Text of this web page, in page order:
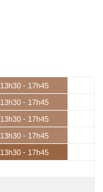
13h30 - 17h45
13h30 - 17h45
13h30 - 17h45
13h30 - 17h45
13h30 - 17h45